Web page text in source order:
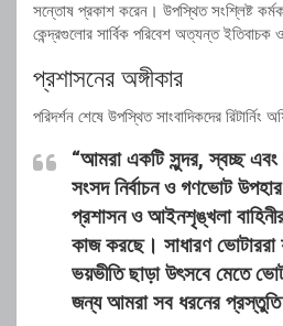
সন্তোষ প্রকাশ করেন। উপস্থিত সংশ্লিষ্ট
কেন্দ্রগুলোর সার্বিক পরিবেশ অত্যন্ত
প্রশাসনের অঙ্গীকার
পরিদর্শন শেষে উপস্থিত সাংবাদিকদের রিটার্নিং
“আমরা একটি সুন্দর, স্বচ্ছ এবং
সংসদ নির্বাচন ও গণভোট
প্রশাসন ও আইনশৃঙ্খলা
কাজ করছে। সাধারণ
ভয়ভীতি ছাড়া উৎসবে মেতে
জন্য আমরা সব ধরনের